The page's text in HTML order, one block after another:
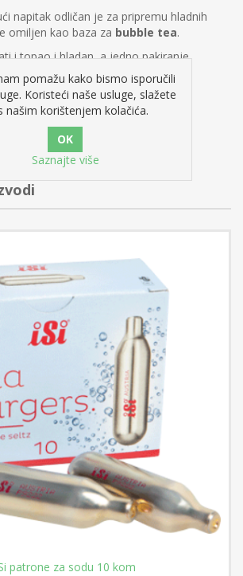
napitak odličan je za pripremu hladnih
omiljen kao baza za bubble tea.
i topao i hladan, a jedno pakiranje
je za pripremu čak 8 litara
napitka.
8,79 €
zaliha.
patrone za sodu 10 kom
pomažu kako bismo isporučili
Koristeći naše usluge, slažete
našim korištenjem kolačića.
Saznajte više